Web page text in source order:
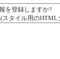
を登録しますか?
スタイル用のHTML